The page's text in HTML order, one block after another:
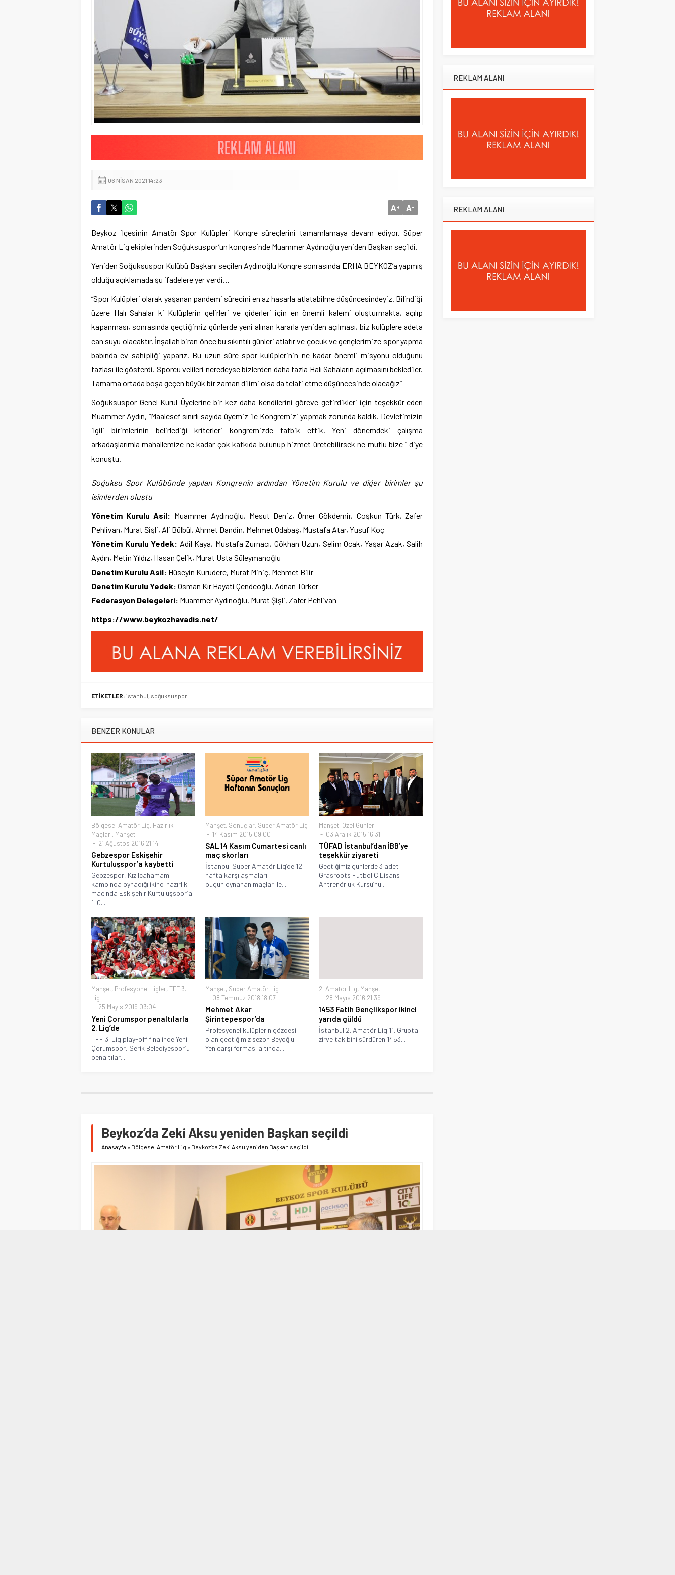
06 NISAN 2021 14:23
A+ A-
Beykoz ilçesinin Amatör Spor Kulüpleri Kongre süreçlerini tamamlamaya devam ediyor. Süper
Amatör Lig ekiplerinden Soğuksuspor’un kongresinde Muammer Aydınoğlu yeniden Başkan seçildi.
Yeniden Soğuksuspor Kulübü Başkanı seçilen Aydınoğlu Kongre sonrasında ERHA BEYKOZ’a yapmış
olduğu açıklamada şu ifadelere yer verdi…
“Spor Kulüpleri olarak yaşanan pandemi sürecini en az hasarla atlatabilme düşüncesindeyiz. Bilindiği
üzere Halı Sahalar ki Kulüplerin gelirleri ve giderleri için en önemli kalemi oluşturmakta, açılıp
kapanması, sonrasında geçtiğimiz günlerde yeni alınan kararla yeniden açılması, biz kulüplere adeta
can suyu olacaktır. İnşallah biran önce bu sıkıntılı günleri atlatır ve çocuk ve gençlerimize spor yapma
babında ev sahipliği yaparız. Bu uzun süre spor kulüplerinin ne kadar önemli misyonu olduğunu
fazlası ile gösterdi. Sporcu velileri neredeyse bizlerden daha fazla Halı Sahaların açılmasını beklediler.
Tamama ortada boşa geçen büyük bir zaman dilimi olsa da telafi etme düşüncesinde olacağız”
Soğuksuspor Genel Kurul Üyelerine bir kez daha kendilerini göreve getirdikleri için teşekkür eden
Muammer Aydın, “Maalesef sınırlı sayıda üyemiz ile Kongremizi yapmak zorunda kaldık. Devletimizin
ilgili birimlerinin belirlediği kriterleri kongremizde tatbik ettik. Yeni dönemdeki çalışma
arkadaşlarımla mahallemize ne kadar çok katkıda bulunup hizmet üretebilirsek ne mutlu bize ” diye
konuştu.
Soğuksu Spor Kulübünde yapılan Kongrenin ardından Yönetim Kurulu ve diğer birimler şu
isimlerden oluştu
Yönetim Kurulu Asil: Muammer Aydınoğlu, Mesut Deniz, Ömer Gökdemir, Coşkun Türk, Zafer
Pehlivan, Murat Şişli, Ali Bülbül, Ahmet Dandin, Mehmet Odabaş, Mustafa Atar, Yusuf Koç
Yönetim Kurulu Yedek: Adil Kaya, Mustafa Zurnacı, Gökhan Uzun, Selim Ocak, Yaşar Azak, Salih
Aydın, Metin Yıldız, Hasan Çelik, Murat Usta Süleymanoğlu
Denetim Kurulu Asil: Hüseyin Kurudere, Murat Miniç, Mehmet Bilir
Denetim Kurulu Yedek: Osman Kır Hayati Çendeoğlu, Adnan Türker
Federasyon Delegeleri: Muammer Aydınoğlu, Murat Şişli, Zafer Pehlivan
https://www.beykozhavadis.net/
ETİKETLER: istanbul, soğuksuspor
BENZER KONULAR
Bölgesel Amatör Lig, Hazırlık
Maçları, Manşet
21 Ağustos 2016 21:14
Gebzespor Eskişehir
Kurtuluşspor’a kaybetti
Gebzespor, Kızılcahamam
kampında oynadığı ikinci hazırlık
maçında Eskişehir Kurtuluşspor’a
1-0...
Manşet, Sonuçlar, Süper Amatör Lig
14 Kasım 2015 09:00
SAL 14 Kasım Cumartesi canlı
maç skorları
İstanbul Süper Amatör Lig’de 12.
hafta karşılaşmaları
bugün oynanan maçlar ile...
Manşet, Özel Günler
03 Aralık 2015 16:31
TÜFAD İstanbul’dan İBB’ye
teşekkür ziyareti
Geçtiğimiz günlerde 3 adet
Grasroots Futbol C Lisans
Antrenörlük Kursu’nu...
Manşet, Profesyonel Ligler, TFF 3.
Lig
25 Mayıs 2019 03:04
Yeni Çorumspor penaltılarla
2. Lig’de
TFF 3. Lig play-off finalinde Yeni
Çorumspor, Serik Belediyespor’u
penaltılar...
Manşet, Süper Amatör Lig
08 Temmuz 2018 18:07
Mehmet Akar
Şirintepespor’da
Profesyonel kulüplerin gözdesi
olan geçtiğimiz sezon Beyoğlu
Yeniçarşı forması altında...
2. Amatör Lig, Manşet
28 Mayıs 2016 21:39
1453 Fatih Gençlikspor ikinci
yarıda güldü
İstanbul 2. Amatör Lig 11. Grupta
zirve takibini sürdüren 1453...
Beykoz’da Zeki Aksu yeniden Başkan seçildi
Anasayfa » Bölgesel Amatör Lig » Beykoz’da Zeki Aksu yeniden Başkan seçildi
REKLAM ALANI
REKLAM ALANI